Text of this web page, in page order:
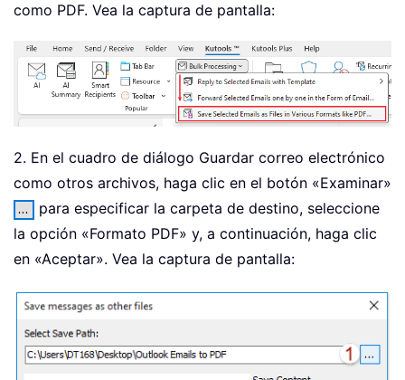
como PDF. Vea la captura de pantalla:
2. En el cuadro de diálogo Guardar correo electrónico
como otros archivos, haga clic en el botón «Examinar»
para especificar la carpeta de destino, seleccione
la opción «Formato PDF» y, a continuación, haga clic
en «Aceptar». Vea la captura de pantalla: